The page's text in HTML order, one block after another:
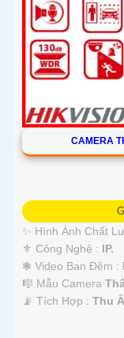
CAMERA
✨ Hình Ành Chất
⚜️ Công Nghệ : IP.
❃ Video Ban Đêm :
🎼️ Mẫu Camera
️📡 Tích Hợp : Thu